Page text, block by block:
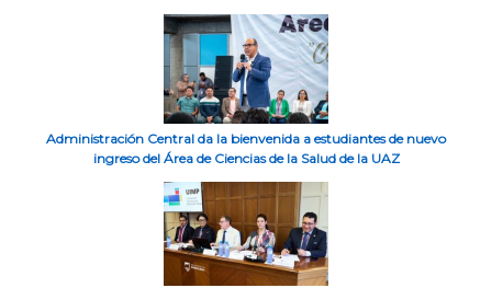
Administración Central da la bienvenida a estudiantes de nuevo
ingreso del Área de Ciencias de la Salud de la UAZ